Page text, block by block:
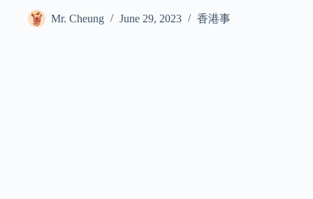
Mr. Cheung June 29, 2023 香港事